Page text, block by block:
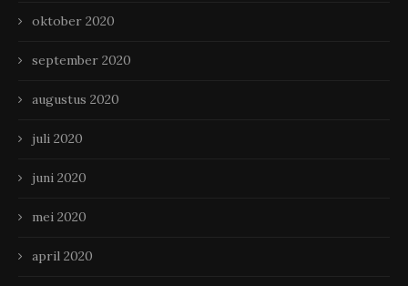
oktober 2020
september 2020
augustus 2020
juli 2020
juni 2020
mei 2020
april 2020